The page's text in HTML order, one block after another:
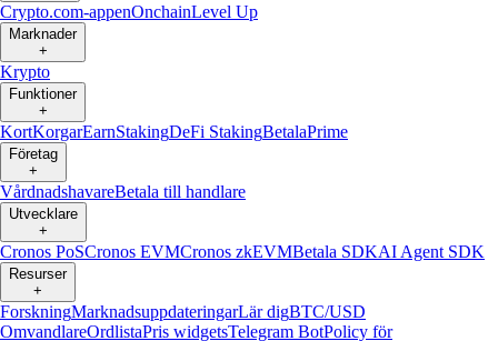
Crypto.com-appenOnchainLevel Up
Marknader
+
Krypto
Funktioner
+
KortKorgarEarnStakingDeFi StakingBetalaPrime
Företag
+
VårdnadshavareBetala till handlare
Utvecklare
+
Cronos PoSCronos EVMCronos zkEVMBetala SDKAI Agent SDK
Resurser
+
ForskningMarknadsuppdateringarLär digBTC/USD
OmvandlareOrdlistaPris widgetsTelegram BotPolicy för